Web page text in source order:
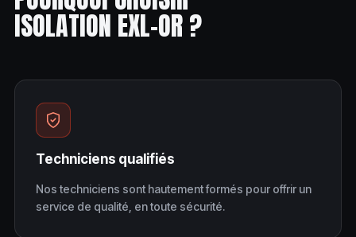
ISOLATION EXL-OR ?
Techniciens qualifiés
Nos techniciens sont hautement formés pour offrir un
service de qualité, en toute sécurité.